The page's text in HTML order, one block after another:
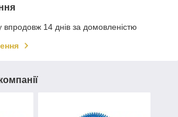
14 днів за домовленістю